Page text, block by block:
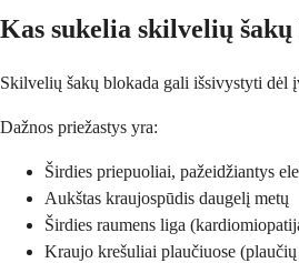
Kas sukelia skilvelių šakų
Skilvelių šakų blokada gali išsivystyti dėl
Dažnos priežastys yra:
Širdies priepuoliai, pažeidžiantys
Aukštas kraujospūdis daugelį metų
Širdies raumens liga
Kraujo krešuliai plaučiuose